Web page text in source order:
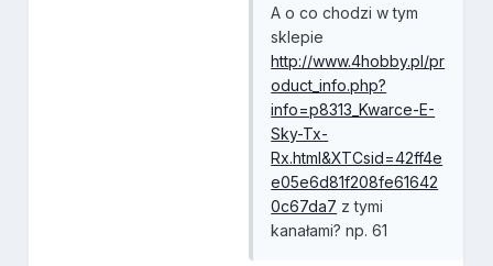
A o co chodzi w tym
sklepie
http://www.4hobby.pl/pr
oduct_info.php?
info=p8313_Kwarce-E-
Sky-Tx-
Rx.html&XTCsid=42ff4e
e05e6d81f208fe61642
0c67da7 z tymi
kanałami? np. 61